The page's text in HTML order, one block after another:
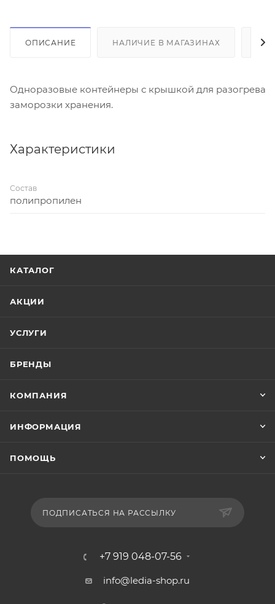
ОПИСАНИЕ НАЛИЧИЕ В МАГАЗИНАХ
Одноразовые контейнеры с крышкой для разогрева
заморозки хранения.
Характеристики
Состав
полипропилен
КАТАЛОГ
АКЦИИ
УСЛУГИ
БРЕНДЫ
КОМПАНИЯ
ИНФОРМАЦИЯ
ПОМОЩЬ
ПОДПИСАТЬСЯ НА РАССЫЛКУ
+7 919 048-07-56
info@ledia-shop.ru